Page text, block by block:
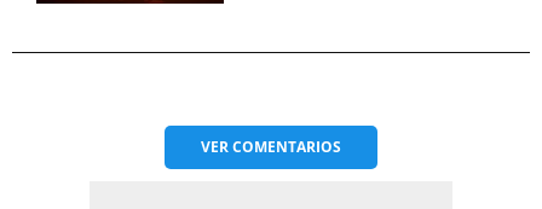
VERCOMENTARIOS